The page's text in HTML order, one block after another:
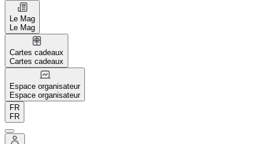
Le Mag
Le Mag
Cartes cadeaux
Cartes cadeaux
Espace organisateur
Espace organisateur
FR
FR